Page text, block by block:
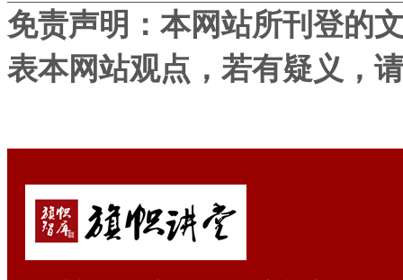
免责声明：本网站所刊登的
表本网站观点，若有疑义，